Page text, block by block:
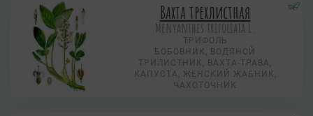
Вахта трехлистная
Menyanthes trifoliata L.
ТРИФОЛЬ
БОБОВНИК, ВОДЯНОЙ
ТРИЛИСТНИК, ВАХТА-ТРАВА,
КАПУСТА, ЖЕНСКИЙ ЖАБНИК,
ЧАХОТОЧНИК